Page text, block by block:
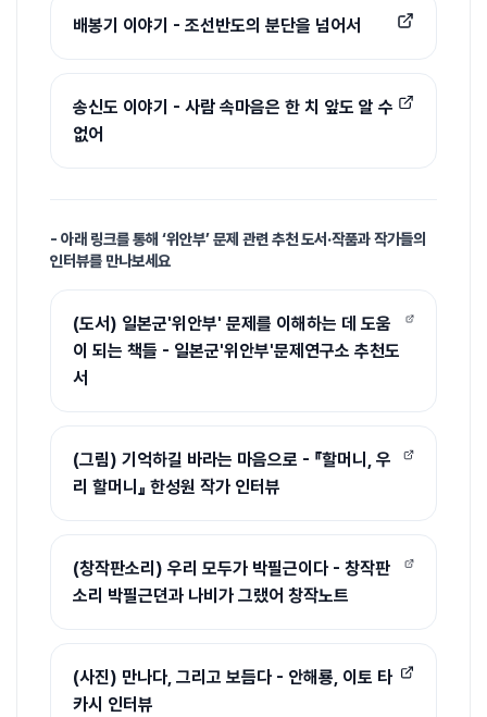
배봉기 이야기 - 조선반도의 분단을 넘어서
송신도 이야기 - 사람 속마음은 한 치 앞도 알 수
없어
- 아래 링크를 통해 ‘위안부’ 문제 관련 추천 도서·작품과 작가들의
인터뷰를 만나보세요
(도서) 일본군'위안부' 문제를 이해하는 데 도움
이 되는 책들 - 일본군'위안부'문제연구소 추천도
서
(그림) 기억하길 바라는 마음으로 - 『할머니, 우
리 할머니』 한성원 작가 인터뷰
(창작판소리) 우리 모두가 박필근이다 - 창작판
소리 박필근뎐과 나비가 그랬어 창작노트
(사진) 만나다, 그리고 보듬다 - 안해룡, 이토 타
카시 인터뷰